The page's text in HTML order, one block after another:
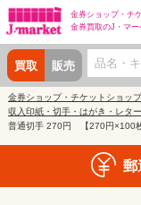
金券ショップ・ チ
金券買取のJ・マー
買取 販売
金券ショップ・チケットショッ
収入印紙・切手・はがき・レタ
普通切手 270円 【270円×100枚